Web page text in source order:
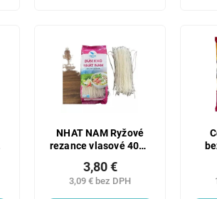
NHAT NAM Ryžové
rezance vlasové 400g
3,09 € bez DPH
3,80 €